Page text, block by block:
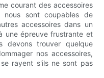
courant des accessoires
nous sont coupables de
accessoires dans un
une épreuve frustrante et
devons trouver quelque
nos accessoires,
rayent s'ils ne sont pas